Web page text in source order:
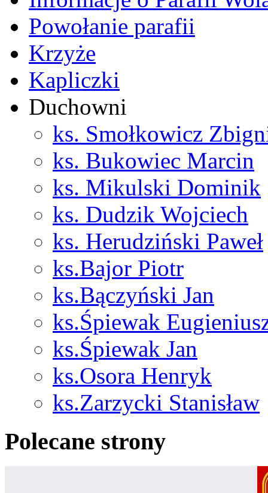
Powołanie parafii
Krzyże
Kapliczki
Duchowni
ks. Smołkowicz
ks. Bukowiec Marcin
ks. Mikulski Dominik
ks. Dudzik Wojciech
ks. Herudziński Paweł
ks.Bajor Piotr
ks.Bączyński Jan
ks.Śpiewak
ks.Śpiewak Jan
ks.Osora Henryk
ks.Zarzycki Stanisław
Polecane strony